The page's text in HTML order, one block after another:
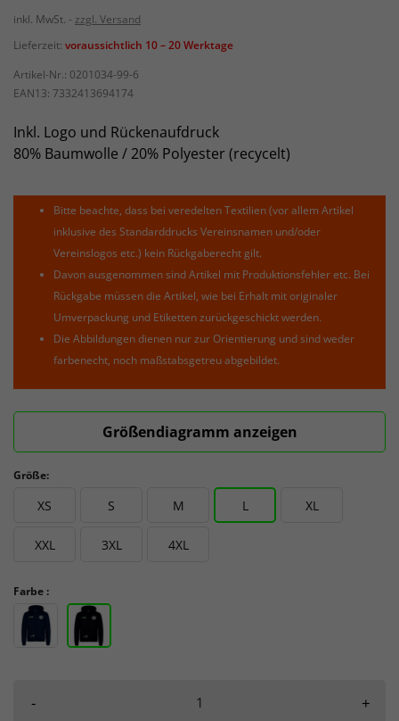
inkl. MwSt.
zzgl. Versand
Lieferzeit: voraussichtlich 10 – 20 Werktage
Artikel-Nr.: 0201034-99-6
EAN13: 7332413694174
Inkl. Logo und Rückenaufdruck
80% Baumwolle / 20% Polyester (recycelt)
Bitte beachte, dass bei veredelten Textilien (vor allem Artikel
inklusive des Standarddrucks Vereinsnamen und/oder
Vereinslogos etc.) kein Rückgaberecht gilt.
Davon ausgenommen sind Artikel mit Produktionsfehler etc. Bei
Rückgabe müssen die Artikel, wie bei Erhalt mit originaler
Umverpackung und Etiketten zurückgeschickt werden.
Die Abbildungen dienen nur zur Orientierung und sind weder
farbenecht, noch maßstabsgetreu abgebildet.
Größendiagramm anzeigen
Größe:
XS S M L XL
XXL 3XL 4XL
Farbe :
- +